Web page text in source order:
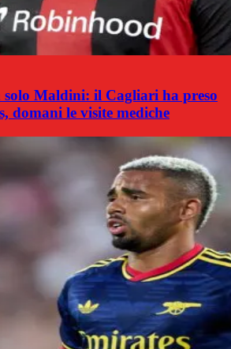
Maldini: il Cagliari ha preso
domani le visite mediche